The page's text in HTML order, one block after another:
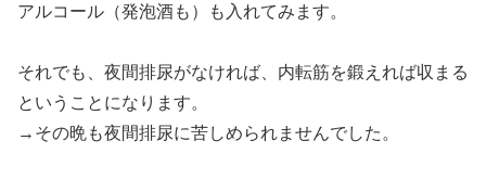
アルコール（発泡酒も）も入れてみます。
それでも、夜間排尿がなければ、内転筋を鍛えれば収まる
ということになります。
→その晩も夜間排尿に苦しめられませんでした。